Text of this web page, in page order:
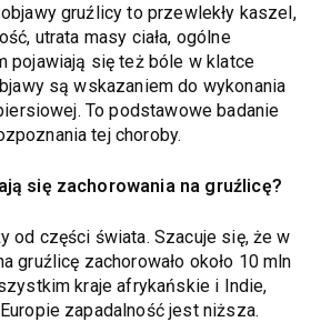
gruźlicy to przewlekły kaszel,
utrata masy ciała, ogólne
pojawiają się też bóle w klatce
są wskazaniem do wykonania
To podstawowe badanie
tej choroby.
się zachorowania na gruźlicę?
od części świata. Szacuje się, że w
gruźlicę zachorowało około 10 mln
kraje afrykańskie i Indie,
zapadalność jest niższa.